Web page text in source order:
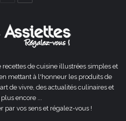
recettes de cuisine illustrées simples et
mettant à l'honneur les produits de
de vivre, des actualités culinaires et
encore ...
par vos sens et régalez-vous !